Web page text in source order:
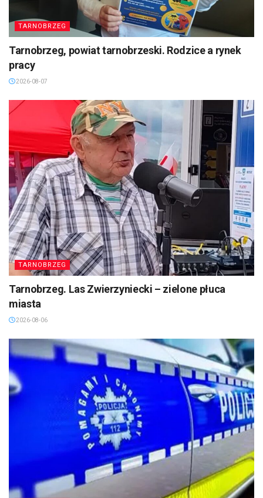
TARNOBRZEG
Tarnobrzeg, powiat tarnobrzeski. Rodzice a rynek
pracy
2026-08-07
TARNOBRZEG
Tarnobrzeg. Las Zwierzyniecki – zielone płuca
miasta
2026-08-06